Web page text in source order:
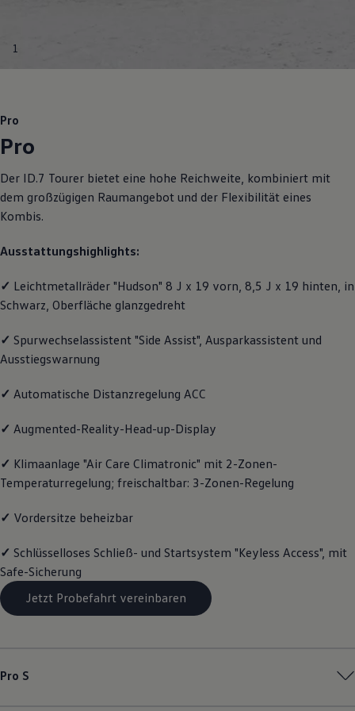
Volkswagen Teile
Digitale Extras
Dienste für Ihr Modell finden
Über Ihr Auto
Kundeninformationen
Volkswagen Kundenbetreuung
Warn- und Kontrollleuchten
Digitale Betriebsanleitung
Live Beratung
Magazin
Transport
Elektromobilität
Volkswagen R
Volkswagen Kundenbetreuung
1
Pro
Pro
Der ID.7 Tourer bietet eine hohe Reichweite, kombiniert mit
dem großzügigen Raumangebot und der Flexibilität eines
Kombis.
Ausstattungshighlights:
✓ Leichtmetallräder "Hudson" 8 J x 19 vorn, 8,5 J x 19 hinten, in
Schwarz, Oberfläche glanzgedreht
✓ Spurwechselassistent "Side Assist", Ausparkassistent und
Ausstiegswarnung
✓ Automatische Distanzregelung ACC
✓ Augmented-Reality-Head-up-Display
✓ Klimaanlage "Air Care Climatronic" mit 2-Zonen-
Temperaturregelung; freischaltbar: 3-Zonen-Regelung
✓ Vordersitze beheizbar
✓ Schlüsselloses Schließ- und Startsystem "Keyless Access", mit
Safe-Sicherung
Jetzt Probefahrt vereinbaren
Pro S